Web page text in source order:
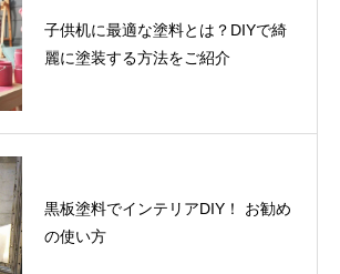
子供机に最適な塗料とは？DIYで綺
麗に塗装する方法をご紹介
黒板塗料でインテリアDIY！ お勧め
の使い方